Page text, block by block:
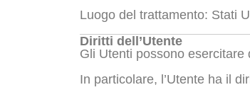
Luogo del trattamento: Stati
Diritti dell’Utente
Gli Utenti possono
In particolare, l’Utente ha il